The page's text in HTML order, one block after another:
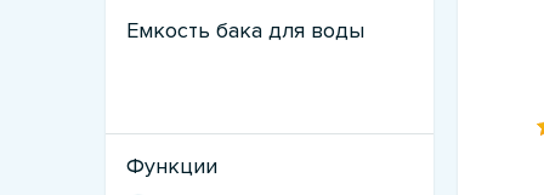
Емкость бака для воды
Функции